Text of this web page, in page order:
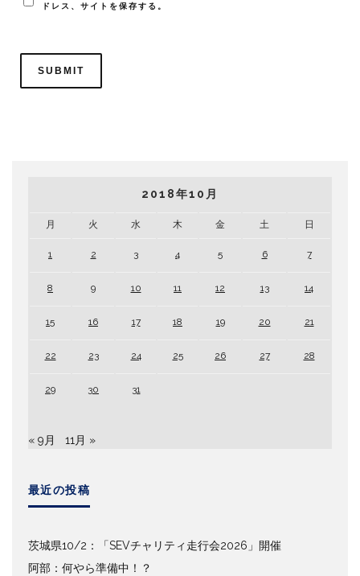
ドレス、サイトを保存する。
2018年10月
月 火 水 木 金 土 日
1 2 3 4 5 6 7
8 9 10 11 12 13 14
15 16 17 18 19 20 21
22 23 24 25 26 27 28
29 30 31
« 9月 11月 »
最近の投稿
茨城県10/2：「SEVチャリティ走行会2026」開催
阿部：何やら準備中！？